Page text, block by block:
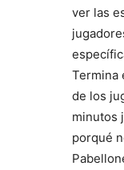
ver las
Termina
de los
minutos
porqué